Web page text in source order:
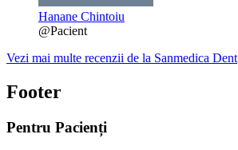
Hanane Chintoiu
@Pacient
Vezi mai multe recenzii de la Sanmedica Dent
Footer
Pentru Pacienți